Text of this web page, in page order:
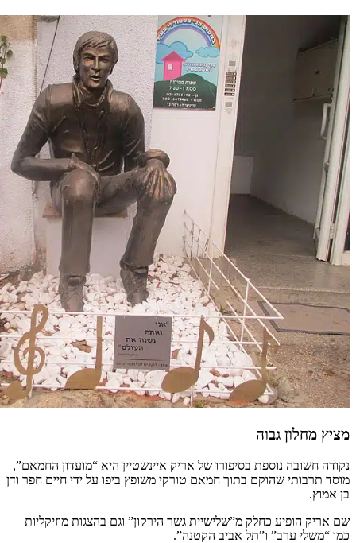
מציץ מחלון גבוה
נקודה חשובה נוספת בסיפורו של אריק איינשטיין היא “מועדון החמאם”,
מוסד תרבותי שהוקם בתוך חמאם טורקי משופץ ביפו על ידי חיים חפר ודן
בן אמוץ.
שם אריק הופיע כחלק מ”שלישיית גשר הירקון” וגם בהצגות מוזיקליות
כמו “משלי ערב” ו”תל אביב הקטנה”.